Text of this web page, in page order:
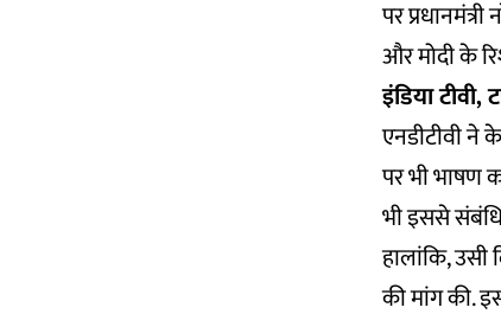
पर
और मोदी के
इंडिया
एनडीटीवी ने
पर भी भाषण
भी इससे
हालांकि, उसी
की मांग की.